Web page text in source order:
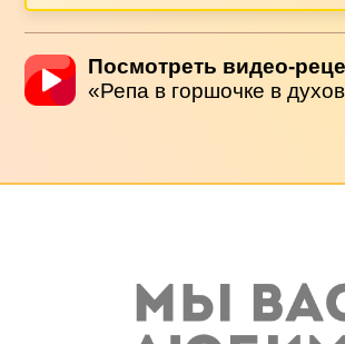
Посмотреть видео-
«Репа в горшочке в